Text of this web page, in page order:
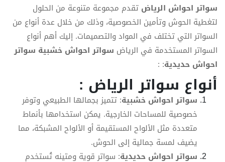
سواتر احواش الرياض تقدم مجموعة متنوعة من الحلول
لتغطية الحوش وتأمين الخصوصية، وذلك من خلال عدة أنواع من
السواتر التي تختلف في المواد والتصميمات. إليك أهم أنواع
السواتر المستخدمة في الرياض سواتر احواش خشبية سواتر
احواش حديدية: :
أنواع سواتر الرياض :
سواتر احواش خشبية: تتميز بجمالها الطبيعي وتوفر
خصوصية للمساحات الخارجية. يمكن استخدامها بأنماط
متعددة مثل الألواح المستقيمة أو الألواح المشبكة، مما
يضيف لمسة جمالية إلى الحوش.
سواتر احواش حديدية: سواتر قوية ومتينه تُستخدم